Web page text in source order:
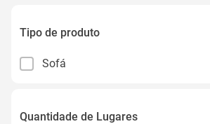
Tipo de produto
Sofá
Quantidade de Lugares